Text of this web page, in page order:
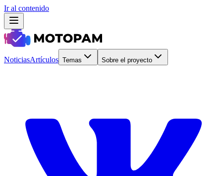
Ir al contenido
NoticiasArtículos Temas Sobre el proyecto